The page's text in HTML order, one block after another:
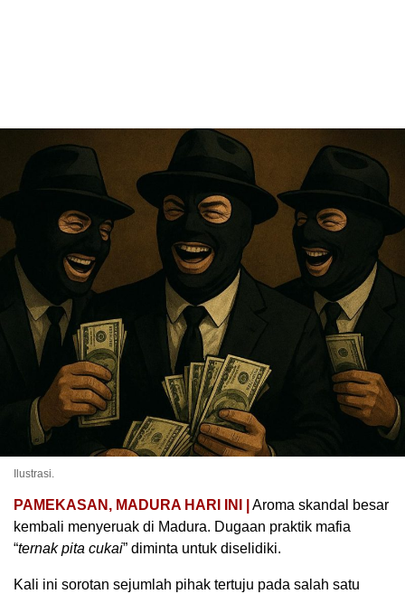
Ilustrasi.
PAMEKASAN, MADURA HARI INI |
Aroma skandal besar
kembali menyeruak di Madura. Dugaan praktik mafia
“ternak pita cukai” diminta untuk diselidiki.
Kali ini sorotan sejumlah pihak tertuju pada salah satu